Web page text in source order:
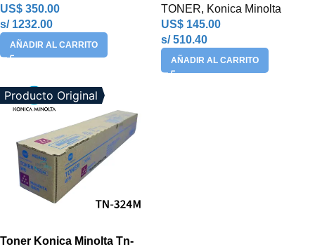
US$ 350.00
s/ 1232.00
AÑADIR AL CARRITO
TONER, Konica Minolta
US$ 145.00
s/ 510.40
AÑADIR AL CARRITO
Producto Original
Toner Konica Minolta Tn-